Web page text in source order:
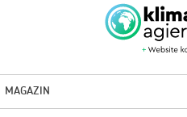
MAGAZIN